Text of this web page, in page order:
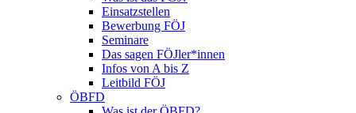
Einsatzstellen
Bewerbung FÖJ
Seminare
Das sagen FÖJler*innen
Infos von A bis Z
Leitbild FÖJ
ÖBFD